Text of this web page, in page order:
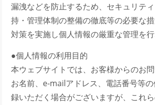
漏洩などを防止するため、セキュリテ
持・管理体制の整備の徹底等の必要な
対策を実施し個人情報の厳重な管理を行
●個人情報の利用目的
本ウェブサイトでは、お客様からのお問
お名前、e-mailアドレス、電話番号等
録いただく場合がございますが、これ